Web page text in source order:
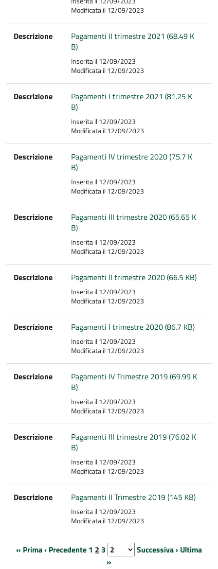
Modificata il 12/09/2023
Descrizione
Pagamenti II trimestre 2021 (68.49 K
B)
Inserita il 12/09/2023
Modificata il 12/09/2023
Descrizione
Pagamenti I trimestre 2021 (81.25 K
B)
Inserita il 12/09/2023
Modificata il 12/09/2023
Descrizione
Pagamenti IV trimestre 2020 (75.7 K
B)
Inserita il 12/09/2023
Modificata il 12/09/2023
Descrizione
Pagamenti III trimestre 2020 (65.65 K
B)
Inserita il 12/09/2023
Modificata il 12/09/2023
Descrizione Pagamenti II trimestre 2020 (66.5 KB)
Inserita il 12/09/2023
Modificata il 12/09/2023
Descrizione Pagamenti I trimestre 2020 (86.7 KB)
Inserita il 12/09/2023
Modificata il 12/09/2023
Descrizione
Pagamenti IV Trimestre 2019 (69.99 K
B)
Inserita il 12/09/2023
Modificata il 12/09/2023
Descrizione
Pagamenti III trimestre 2019 (76.02 K
B)
Inserita il 12/09/2023
Modificata il 12/09/2023
Descrizione Pagamenti II Trimestre 2019 (145 KB)
Inserita il 12/09/2023
Modificata il 12/09/2023
« Prima‹ Precedente 1 2 3 Successiva › Ultima
»